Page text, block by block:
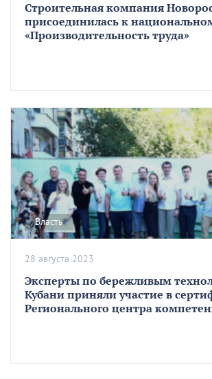
Строительная компания
присоединилась к
«Производительность труда»
Власть
Эксперты по бережливым
Кубани приняли участие в
Регионального центра
28 августа 2023